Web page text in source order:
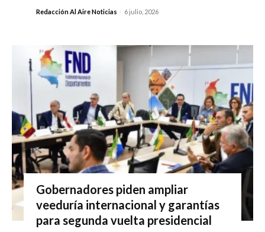
Redacción Al Aire Noticias - 6 julio, 2026
Gobernadores piden ampliar
veeduría internacional y garantías
para segunda vuelta presidencial